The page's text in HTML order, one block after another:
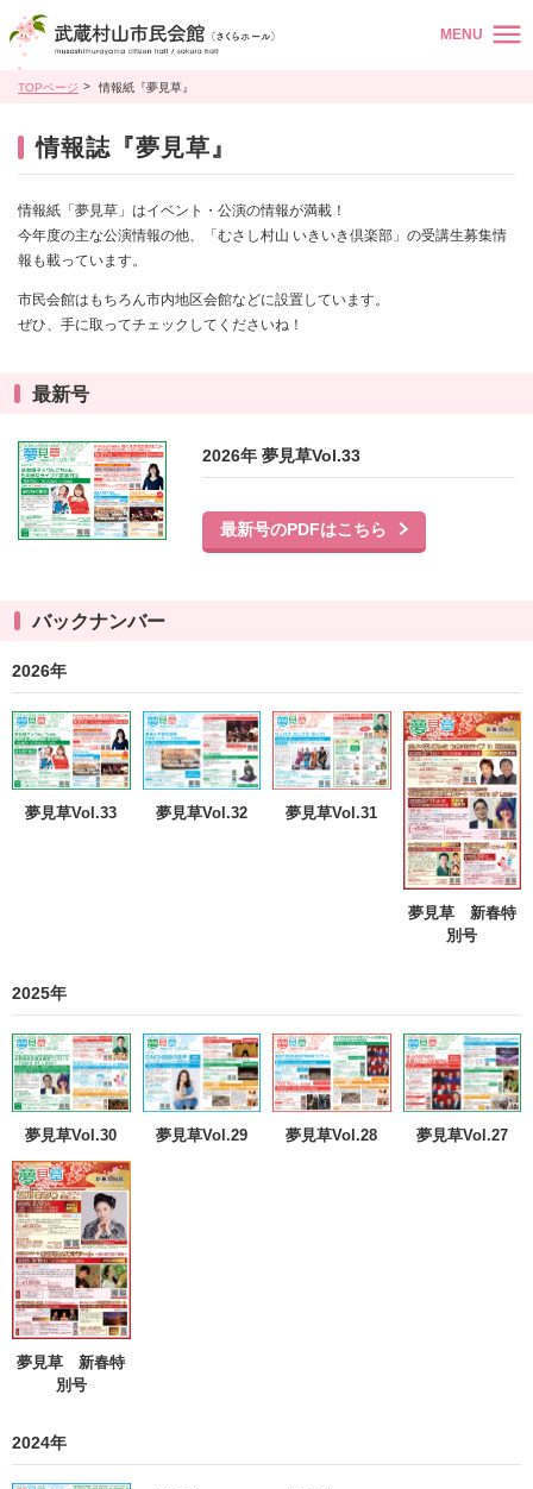
MENU
TOPページ 情報紙『夢見草』
情報誌『夢見草』
情報紙「夢見草」はイベント・公演の情報が満載！
今年度の主な公演情報の他、「むさし村山 いきいき倶楽部」の受講生募集情
報も載っています。
市民会館はもちろん市内地区会館などに設置しています。
ぜひ、手に取ってチェックしてくださいね！
最新号
2026年 夢見草Vol.33
最新号のPDFはこちら
バックナンバー
2026年
夢見草Vol.33 夢見草Vol.32 夢見草Vol.31
夢見草 新春特
別号
2025年
夢見草Vol.30 夢見草Vol.29 夢見草Vol.28 夢見草Vol.27
夢見草 新春特
別号
2024年